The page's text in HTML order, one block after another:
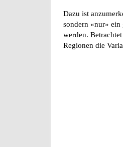
Dazu ist
sondern «nur»
werden.
Regionen die